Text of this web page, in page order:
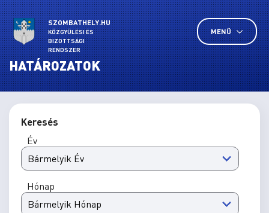
SZOMBATHELY.HU
KÖZGYŰLÉSI ÉS
BIZOTTSÁGI
RENDSZER
MENÜ
HATÁROZATOK
Keresés
Év
Hónap